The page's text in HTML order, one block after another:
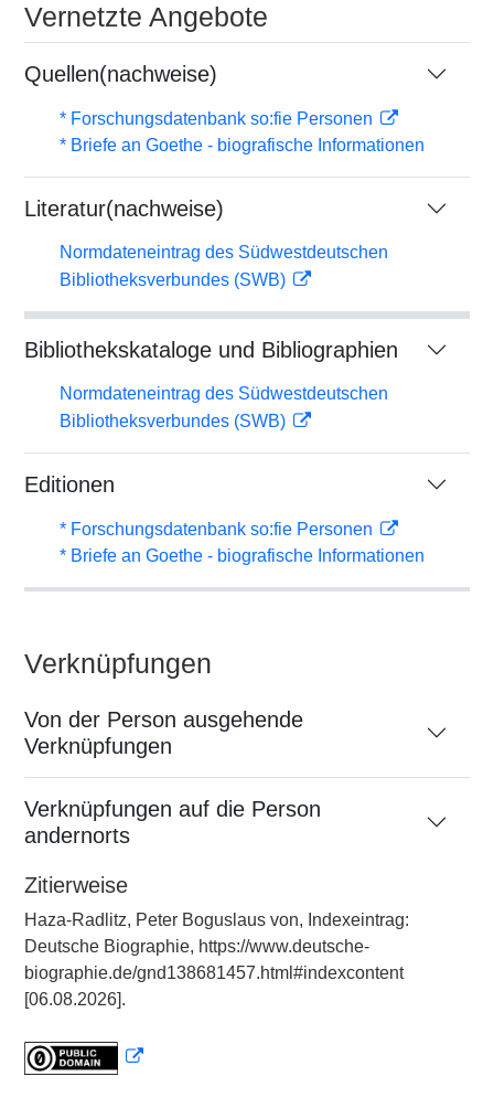
Vernetzte Angebote
Quellen(nachweise)
* Forschungsdatenbank so:fie Personen
* Briefe an Goethe - biografische Informationen
Literatur(nachweise)
Normdateneintrag des Südwestdeutschen
Bibliotheksverbundes (SWB)
Bibliothekskataloge und Bibliographien
Normdateneintrag des Südwestdeutschen
Bibliotheksverbundes (SWB)
Editionen
* Forschungsdatenbank so:fie Personen
* Briefe an Goethe - biografische Informationen
Verknüpfungen
Von der Person ausgehende
Verknüpfungen
Verknüpfungen auf die Person
andernorts
Zitierweise
Haza-Radlitz, Peter Boguslaus von, Indexeintrag:
Deutsche Biographie, https://www.deutsche-
biographie.de/gnd138681457.html#indexcontent
[06.08.2026].